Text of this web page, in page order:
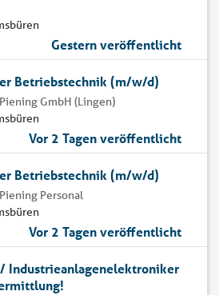
Gestern veröffentlicht
Betriebstechnik (m/w/d)
Piening GmbH (Lingen)
Vor 2 Tagen veröffentlicht
Betriebstechnik (m/w/d)
Piening Personal
Vor 2 Tagen veröffentlicht
Industrieanlagenelektroniker